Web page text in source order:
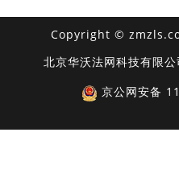
Copyright ©
北京华沃法网科技有限公
京公网安备